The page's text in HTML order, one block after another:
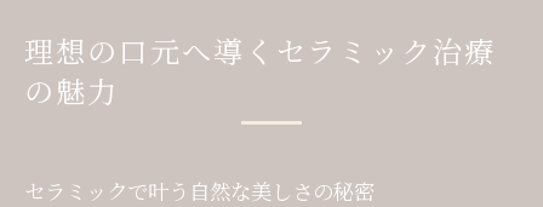
理想の口元へ導くセラミック治療
の魅力
セラミックで叶う自然な美しさの秘密